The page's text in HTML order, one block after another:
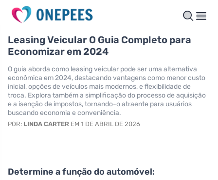
Leasing Veicular O Guia Completo para
Economizar em 2024
O guia aborda como leasing veicular pode ser uma alternativa
econômica em 2024, destacando vantagens como menor custo
inicial, opções de veículos mais modernos, e flexibilidade de
troca. Explora também a simplificação do processo de aquisição
e a isenção de impostos, tornando-o atraente para usuários
buscando economia e conveniência.
POR: LINDA CARTER EM 1 DE ABRIL DE 2026
Determine a função do automóvel: